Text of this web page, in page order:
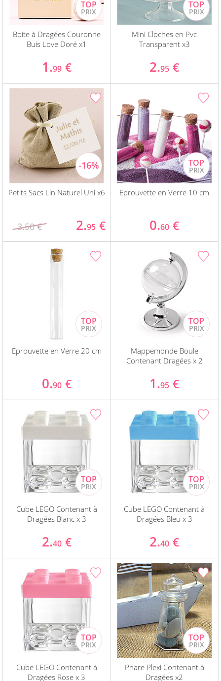
Boite à Dragées Couronne
Buis Love Doré x1
1.99 €
Mini Cloches en Pvc
Transparent x3
2.95 €
Petits Sacs Lin Naturel Uni x6
3.50 € 2.95 €
Eprouvette en Verre 10 cm
0.60 €
Eprouvette en Verre 20 cm
0.90 €
Mappemonde Boule
Contenant Dragées x 2
1.95 €
Cube LEGO Contenant à
Dragées Blanc x 3
2.40 €
Cube LEGO Contenant à
Dragées Bleu x 3
2.40 €
Cube LEGO Contenant à
Dragées Rose x 3
Phare Plexi Contenant à
Dragées x2